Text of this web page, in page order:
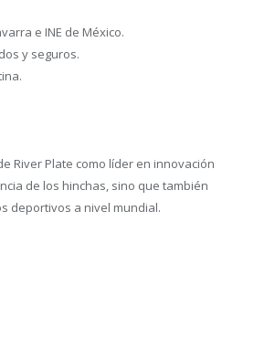
e INE de México.
y seguros.
River Plate como líder en innovación
de los hinchas, sino que también
deportivos a nivel mundial.